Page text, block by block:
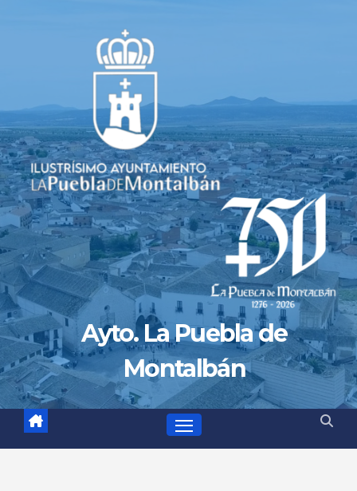
Ayto. La Puebla de
Montalbán